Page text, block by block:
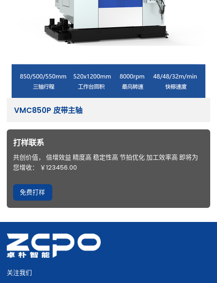
VMC850P 皮带主轴
打样联系
共创价值， 倍增效益 精度高 稳定性高 节拍优化 加工效率高 即将为
您增收： ￥123456.00
免费打样
关注我们